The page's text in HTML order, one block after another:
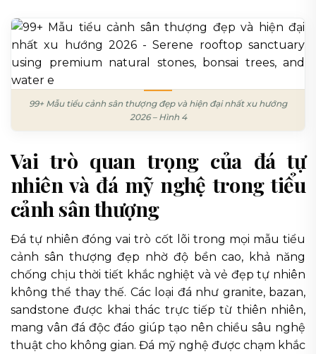
99+ Mẫu tiểu cảnh sân thượng đẹp và hiện đại nhất xu hướng
2026 – Hình 4
Vai trò quan trọng của đá tự
nhiên và đá mỹ nghệ trong tiểu
cảnh sân thượng
Đá tự nhiên đóng vai trò cốt lõi trong mọi mẫu tiểu
cảnh sân thượng đẹp nhờ độ bền cao, khả năng
chống chịu thời tiết khắc nghiệt và vẻ đẹp tự nhiên
không thể thay thế. Các loại đá như granite, bazan,
sandstone được khai thác trực tiếp từ thiên nhiên,
mang vân đá độc đáo giúp tạo nên chiều sâu nghệ
thuật cho không gian. Đá mỹ nghệ được chạm khắc